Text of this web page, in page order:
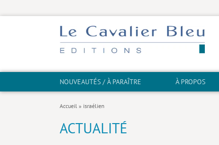
NOUVEAUTÉS / À PARAÎTRE À PROPOS
Accueil » israélien
ACTUALITÉ